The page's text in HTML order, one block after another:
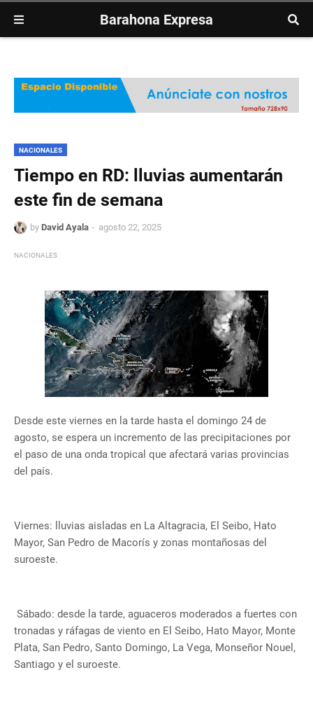
Barahona Expresa
NACIONALES
Tiempo en RD: lluvias aumentarán
este fin de semana
by David Ayala agosto 22, 2025
NACIONALES
Desde este viernes en la tarde hasta el domingo 24 de
agosto, se espera un incremento de las precipitaciones por
el paso de una onda tropical que afectará varias provincias
del país.
Viernes: lluvias aisladas en La Altagracia, El Seibo, Hato
Mayor, San Pedro de Macorís y zonas montañosas del
suroeste.
Sábado: desde la tarde, aguaceros moderados a fuertes con
tronadas y ráfagas de viento en El Seibo, Hato Mayor, Monte
Plata, San Pedro, Santo Domingo, La Vega, Monseñor Nouel,
Santiago y el suroeste.